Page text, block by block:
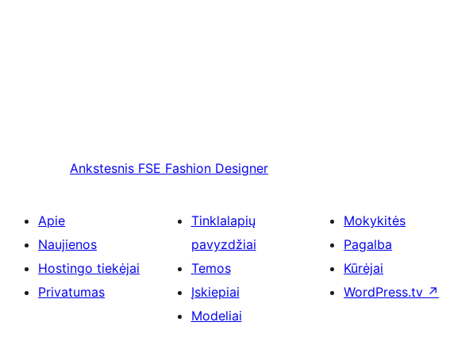
Ankstesnis FSE Fashion Designer
Apie
Naujienos
Hostingo tiekėjai
Privatumas
Tinklalapių
pavyzdžiai
Temos
Įskiepiai
Modeliai
Mokykitės
Pagalba
Kūrėjai
WordPress.tv ↗